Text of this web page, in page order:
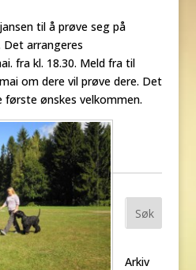
til å prøve seg på
arrangeres
fra kl. 18.30. Meld fra til
om dere vil prøve dere. Det
ønskes velkommen.
Søk
Arkiv